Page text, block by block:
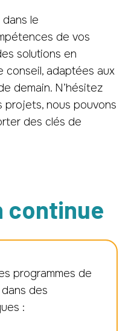
le
de vos
solutions en
conseil, adaptées aux
demain. N’hésitez
projets, nous pouvons
des clés de
continue
programmes de
des
: